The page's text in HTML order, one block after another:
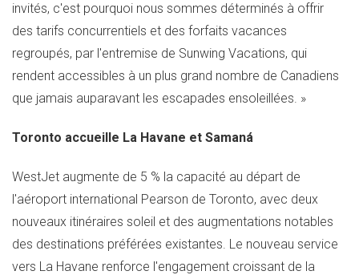
invités, c'est pourquoi nous sommes déterminés à offrir
des tarifs concurrentiels et des forfaits vacances
regroupés, par l'entremise de Sunwing Vacations, qui
rendent accessibles à un plus grand nombre de Canadiens
que jamais auparavant les escapades ensoleillées. »
Toronto accueille La Havane et Samaná
WestJet augmente de 5 % la capacité au départ de
l'aéroport international Pearson de Toronto, avec deux
nouveaux itinéraires soleil et des augmentations notables
des destinations préférées existantes. Le nouveau service
vers La Havane renforce l'engagement croissant de la